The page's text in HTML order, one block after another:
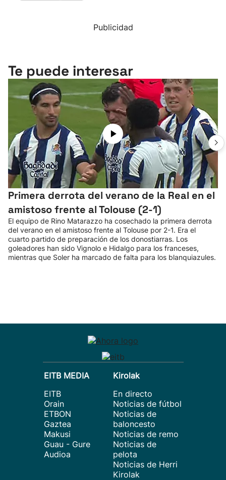
Publicidad
Te puede interesar
Primera derrota del verano de la Real en el
amistoso frente al Tolouse (2-1)
El equipo de Rino Matarazzo ha cosechado la primera derrota
del verano en el amistoso frente al Tolouse por 2-1. Era el
cuarto partido de preparación de los donostiarras. Los
goleadores han sido Vignolo e Hidalgo para los franceses,
mientras que Soler ha marcado de falta para los blanquiazules.
EITB MEDIA
EITB
Orain
ETBON
Gaztea
Makusi
Guau - Gure
Audioa
Kirolak
En directo
Noticias de fútbol
Noticias de
baloncesto
Noticias de remo
Noticias de
pelota
Noticias de Herri
Kirolak